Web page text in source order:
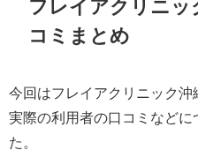
フレイアクリニッ
コミまとめ
今回はフレイアクリニック
実際の利用者の口コミなどに
た。